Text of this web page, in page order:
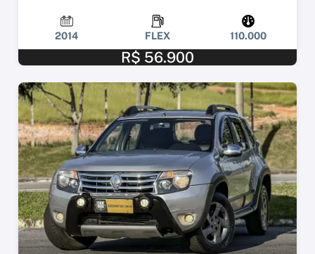
2014 FLEX 110.000
R$ 56.900